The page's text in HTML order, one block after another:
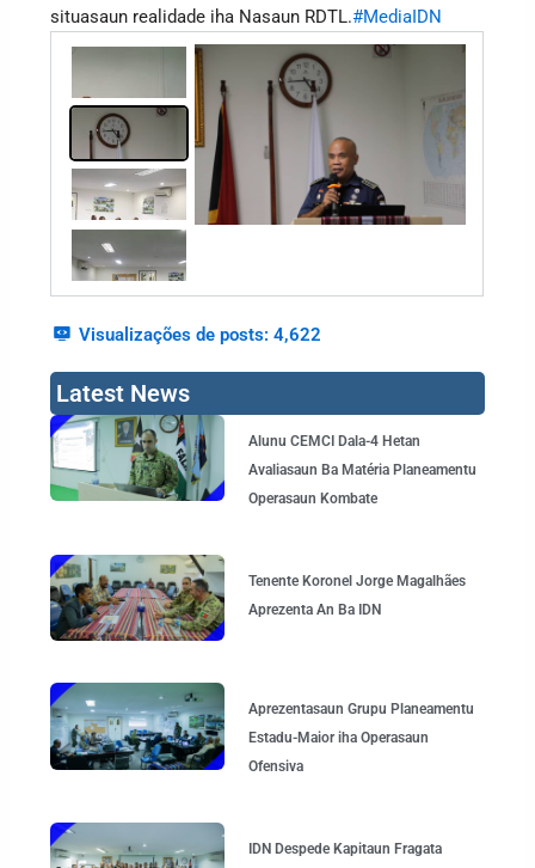
situasaun realidade iha Nasaun RDTL.#MediaIDN
Visualizações de posts: 4,622
Latest News
Alunu CEMCI Dala-4 Hetan
Avaliasaun Ba Matéria Planeamentu
Operasaun Kombate
Tenente Koronel Jorge Magalhães
Aprezenta An Ba IDN
Aprezentasaun Grupu Planeamentu
Estadu-Maior iha Operasaun
Ofensiva
IDN Despede Kapitaun Fragata
Page